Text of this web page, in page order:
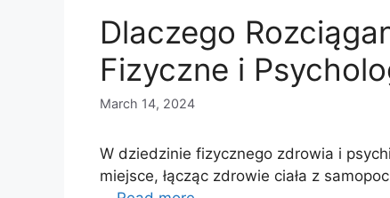
Dlaczego
Fizyczne i
March 14, 2024
W dziedzinie fizycznego zdrowia i
miejsce, łącząc zdrowie ciała z